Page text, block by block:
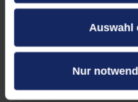
Auswahl
Nur